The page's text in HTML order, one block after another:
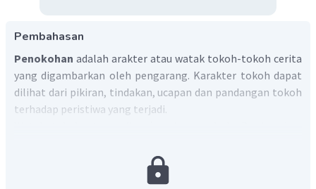
Pembahasan
Penokohan adalah arakter atau watak tokoh-tokoh cerita
yang digambarkan oleh pengarang. Karakter tokoh dapat
dilihat dari pikiran, tindakan, ucapan dan pandangan tokoh
terhadap peristiwa yang terjadi.
menuntut ayahnya membelikan motor dengan slinder
besar itu. Dengan motor itu, hubungannya dengan Luzi